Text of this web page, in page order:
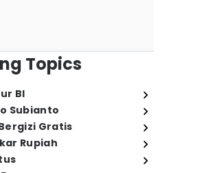
Topics
BI
Subianto
Gratis
Rupiah